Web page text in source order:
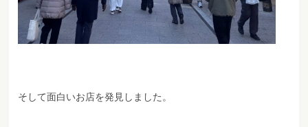
そして面白いお店を発見しました。